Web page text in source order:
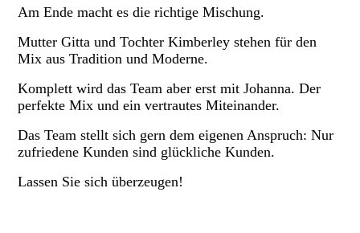
Am Ende macht es die richtige Mischung.
Mutter Gitta und Tochter Kimberley stehen für den
Mix aus Tradition und Moderne.
Komplett wird das Team aber erst mit Johanna. Der
perfekte Mix und ein vertrautes Miteinander.
Das Team stellt sich gern dem eigenen Anspruch: Nur
zufriedene Kunden sind glückliche Kunden.
Lassen Sie sich überzeugen!